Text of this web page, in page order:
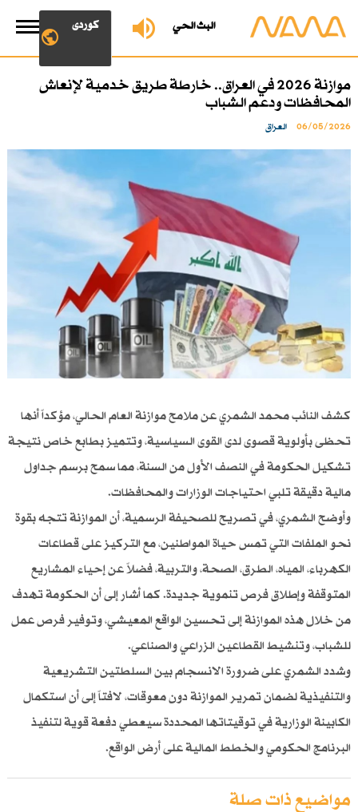
البث الحي کوردی
موازنة 2026 في العراق.. خارطة طريق خدمية لإنعاش
المحافظات ودعم الشباب
06/05/2026 العراق
كشف النائب محمد الشمري عن ملامح موازنة العام الحالي، مؤكداً أنها
تحظى بأولوية قصوى لدى القوى السياسية، وتتميز بطابع خاص نتيجة
تشكيل الحكومة في النصف الأول من السنة، مما سمح برسم جداول
مالية دقيقة تلبي احتياجات الوزارات والمحافظات.
وأوضح الشمري، في تصريح للصحيفة الرسمية، أن الموازنة تتجه بقوة
نحو الملفات التي تمس حياة المواطنين، مع التركيز على قطاعات
الكهرباء، المياه، الطرق، الصحة، والتربية، فضلاً عن إحياء المشاريع
المتوقفة وإطلاق فرص تنموية جديدة. كما أشار إلى أن الحكومة تهدف
من خلال هذه الموازنة إلى تحسين الواقع المعيشي، وتوفير فرص عمل
للشباب، وتنشيط القطاعين الزراعي والصناعي.
وشدد الشمري على ضرورة الانسجام بين السلطتين التشريعية
والتنفيذية لضمان تمرير الموازنة دون معوقات، لافتاً إلى أن استكمال
الكابينة الوزارية في توقيتاتها المحددة سيعطي دفعة قوية لتنفيذ
البرنامج الحكومي والخطط المالية على أرض الواقع.
مواضيع ذات صلة